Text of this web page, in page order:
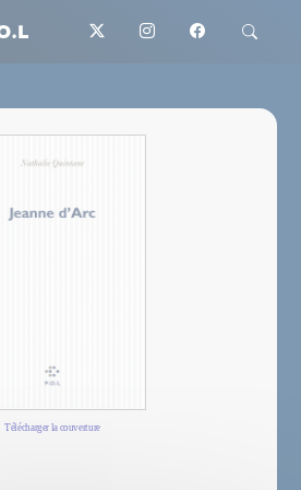
Télécharger la couverture